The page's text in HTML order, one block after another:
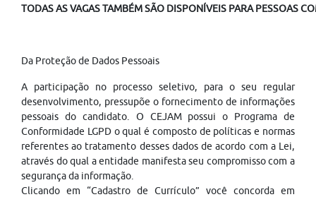
TODAS AS VAGAS TAMBÉM SÃO DISPONÍVEIS PARA PESSOAS
Da Proteção de Dados Pessoais
A participação no processo seletivo, para o seu regular
desenvolvimento, pressupõe o fornecimento de informações
pessoais do candidato. O CEJAM possui o Programa de
Conformidade LGPD o qual é composto de políticas e normas
referentes ao tratamento desses dados de acordo com a Lei,
através do qual a entidade manifesta seu compromisso com a
segurança da informação.
Clicando em “Cadastro de Currículo” você concorda em